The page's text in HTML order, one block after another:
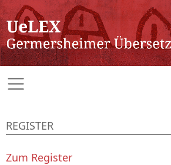
REGISTER
Zum Register